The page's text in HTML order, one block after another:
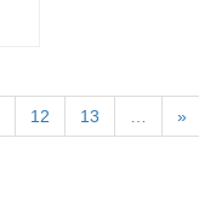
12 13 »